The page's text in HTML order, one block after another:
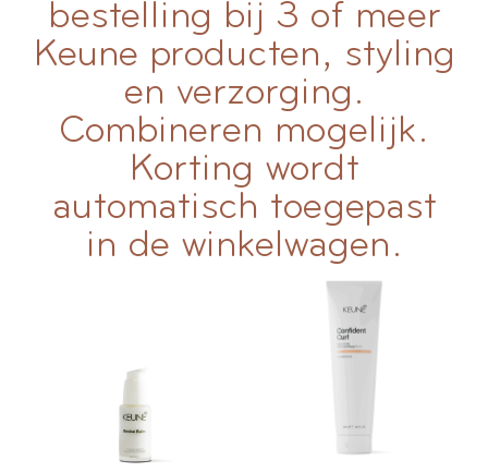
bestelling bij 3 of meer
Keune producten, styling
en verzorging.
Combineren mogelijk.
Korting wordt
automatisch toegepast
in de winkelwagen.